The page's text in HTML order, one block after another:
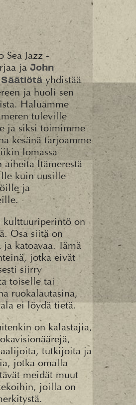
Sea Jazz -
ja John
yhdistää
ja huoli sen
Haluamme
tuleville
ja siksi toimimme
kesänä tarjoamme
lomassa
aiheita Itämerestä
kuin uusille
ja
kulttuuriperintö on
Osa siitä on
ja katoavaa. Tämä
jotka eivät
siirry
toiselle tai
ruokalautasina,
ei löydä tietä.
on kalastajia,
tutkijoita ja
jotka omalla
meidät muut
joilla on